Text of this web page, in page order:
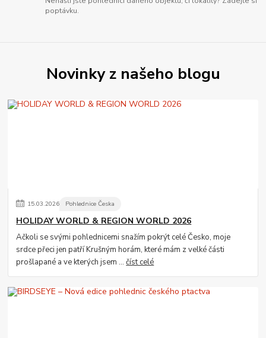
poptávku.
Novinky z našeho blogu
15.03.2026 Pohlednice Česka
HOLIDAY WORLD & REGION WORLD 2026
Ačkoli se svými pohlednicemi snažím pokrýt celé Česko, moje
srdce přeci jen patří Krušným horám, které mám z velké části
prošlapané a ve kterých jsem ...číst celé